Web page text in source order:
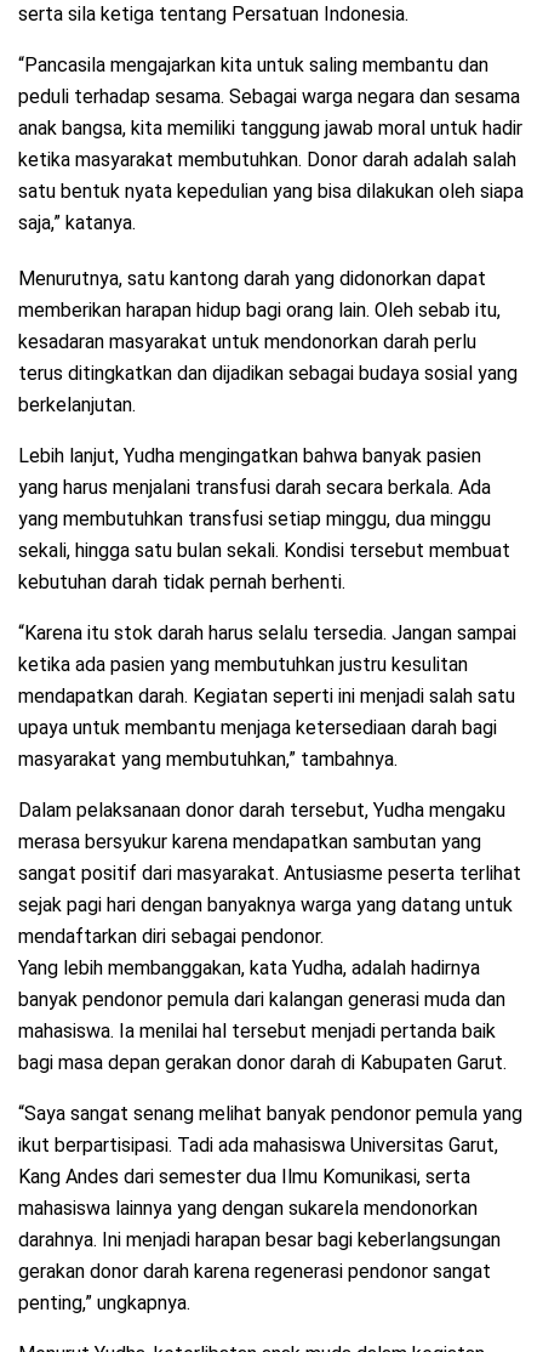
serta sila ketiga tentang Persatuan Indonesia.
“Pancasila mengajarkan kita untuk saling membantu dan
peduli terhadap sesama. Sebagai warga negara dan sesama
anak bangsa, kita memiliki tanggung jawab moral untuk hadir
ketika masyarakat membutuhkan. Donor darah adalah salah
satu bentuk nyata kepedulian yang bisa dilakukan oleh siapa
saja,” katanya.
Menurutnya, satu kantong darah yang didonorkan dapat
memberikan harapan hidup bagi orang lain. Oleh sebab itu,
kesadaran masyarakat untuk mendonorkan darah perlu
terus ditingkatkan dan dijadikan sebagai budaya sosial yang
berkelanjutan.
Lebih lanjut, Yudha mengingatkan bahwa banyak pasien
yang harus menjalani transfusi darah secara berkala. Ada
yang membutuhkan transfusi setiap minggu, dua minggu
sekali, hingga satu bulan sekali. Kondisi tersebut membuat
kebutuhan darah tidak pernah berhenti.
“Karena itu stok darah harus selalu tersedia. Jangan sampai
ketika ada pasien yang membutuhkan justru kesulitan
mendapatkan darah. Kegiatan seperti ini menjadi salah satu
upaya untuk membantu menjaga ketersediaan darah bagi
masyarakat yang membutuhkan,” tambahnya.
Dalam pelaksanaan donor darah tersebut, Yudha mengaku
merasa bersyukur karena mendapatkan sambutan yang
sangat positif dari masyarakat. Antusiasme peserta terlihat
sejak pagi hari dengan banyaknya warga yang datang untuk
mendaftarkan diri sebagai pendonor.
Yang lebih membanggakan, kata Yudha, adalah hadirnya
banyak pendonor pemula dari kalangan generasi muda dan
mahasiswa. Ia menilai hal tersebut menjadi pertanda baik
bagi masa depan gerakan donor darah di Kabupaten Garut.
“Saya sangat senang melihat banyak pendonor pemula yang
ikut berpartisipasi. Tadi ada mahasiswa Universitas Garut,
Kang Andes dari semester dua Ilmu Komunikasi, serta
mahasiswa lainnya yang dengan sukarela mendonorkan
darahnya. Ini menjadi harapan besar bagi keberlangsungan
gerakan donor darah karena regenerasi pendonor sangat
penting,” ungkapnya.